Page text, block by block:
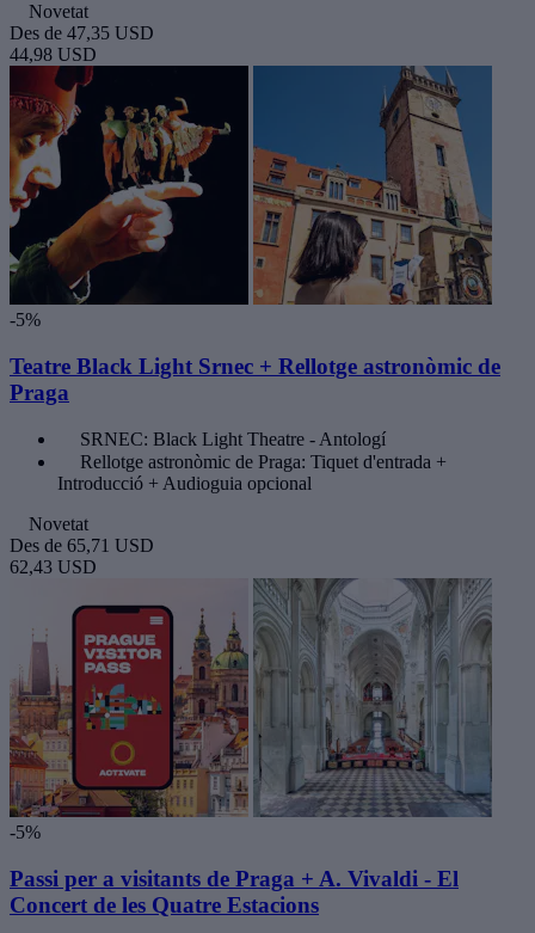
Novetat
Des de 47,35 USD
44,98 USD
-5%
Teatre Black Light Srnec + Rellotge astronòmic de
Praga
SRNEC: Black Light Theatre - Antologí
Rellotge astronòmic de Praga: Tiquet d'entrada +
Introducció + Audioguia opcional
Novetat
Des de 65,71 USD
62,43 USD
-5%
Passi per a visitants de Praga + A. Vivaldi - El
Concert de les Quatre Estacions